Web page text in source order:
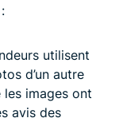
utilisent
d’un autre
images ont
avis des